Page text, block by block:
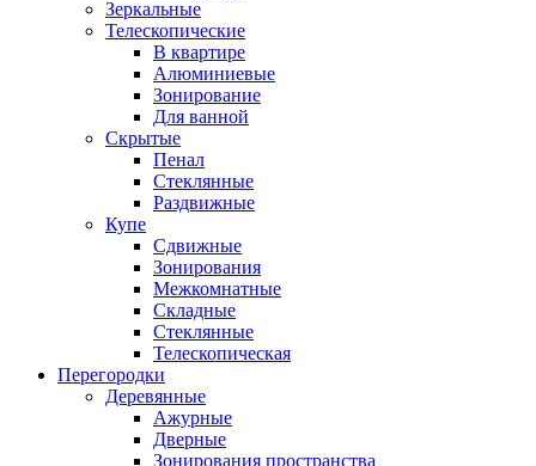
Зеркальные
Телескопические
В квартире
Алюминиевые
Зонирование
Для ванной
Скрытые
Пенал
Стеклянные
Раздвижные
Купе
Сдвижные
Зонирования
Межкомнатные
Складные
Стеклянные
Телескопическая
Перегородки
Деревянные
Ажурные
Дверные
Зонирования пространства